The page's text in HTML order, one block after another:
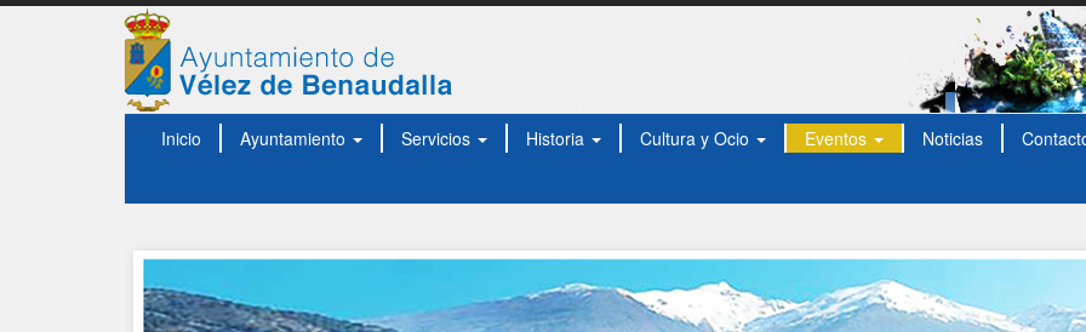
Inicio Ayuntamiento Servicios Historia Cultura y Ocio Eventos Noticias